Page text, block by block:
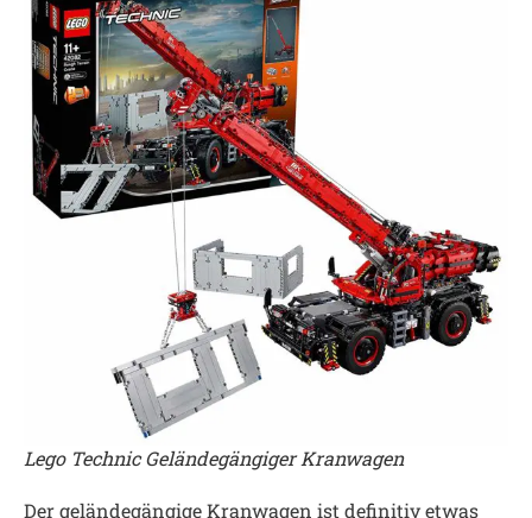
Lego Technic Geländegängiger Kranwagen
Der geländegängige Kranwagen ist definitiv etwas